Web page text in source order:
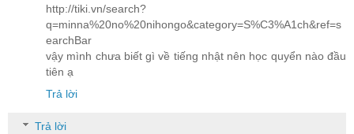
http://tiki.vn/search?
q=minna%20no%20nihongo&category=S%C3%A1ch&ref=s
earchBar
vậy mình chưa biết gì về tiếng nhật nên học quyển nào đầu
tiên ạ
Trả lời
Trả lời